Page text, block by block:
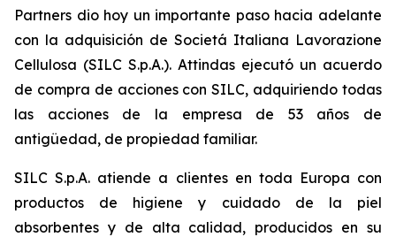
Partners dio hoy un importante paso hacia adelante
con la adquisición de Societá Italiana Lavorazione
Cellulosa (SILC S.p.A.). Attindas ejecutó un acuerdo
de compra de acciones con SILC, adquiriendo todas
las acciones de la empresa de 53 años de
antigüedad, de propiedad familiar.
SILC S.p.A. atiende a clientes en toda Europa con
productos de higiene y cuidado de la piel
absorbentes y de alta calidad, producidos en su